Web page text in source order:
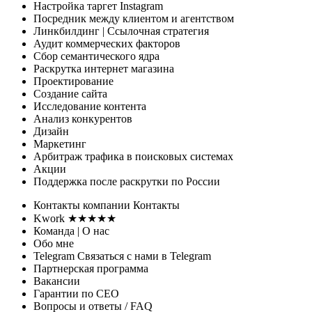
Настройка таргет Instagram
Посредник между клиентом и агентством
Линкбилдинг | Ссылочная стратегия
Аудит коммерческих факторов
Сбор семантического ядра
Раскрутка интернет магазина
Проектирование
Создание сайта
Исследование контента
Анализ конкурентов
Дизайн
Маркетинг
Арбитраж трафика в поисковых системах
Акции
Поддержка после раскрутки по России
Контакты компании Контакты
Kwork ★★★★★
Команда | О нас
Обо мне
Telegram Связаться с нами в Telegram
Партнерская программа
Вакансии
Гарантии по СЕО
Вопросы и ответы / FAQ